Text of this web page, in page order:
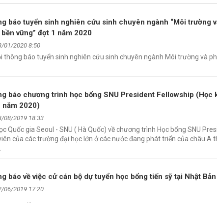
báo tuyển sinh nghiên cứu sinh chuyên ngành “Môi trường
vững” đợt 1 năm 2020
01/2020 8:50
thông báo tuyển sinh nghiên cứu sinh chuyên ngành Môi trường và
báo chương trình học bổng SNU President Fellowship (Học
năm 2020)
08/2019 18:33
Quốc gia Seoul - SNU ( Hà Quốc) về chương trình Học bổng SNU
của các trường đại học lớn ở các nước đang phát triển của châu A
báo về việc cử cán bộ dự tuyển học bổng tiến sỹ tại Nhật Bản
06/2019 17:20
đây …